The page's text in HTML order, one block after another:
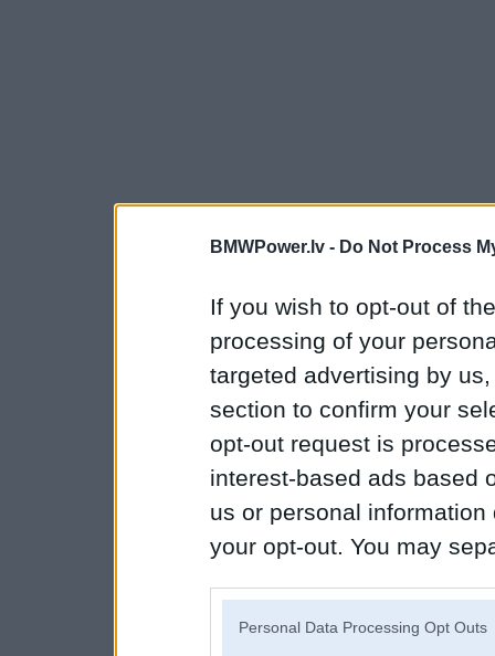
BMWPower.lv - Do Not Process
If you wish to opt-out of
processing of your
targeted advertising by
section to confirm your
opt-out request is
interest-based ads based
us or personal
your opt-out. You may
Personal Data Processing Opt Outs